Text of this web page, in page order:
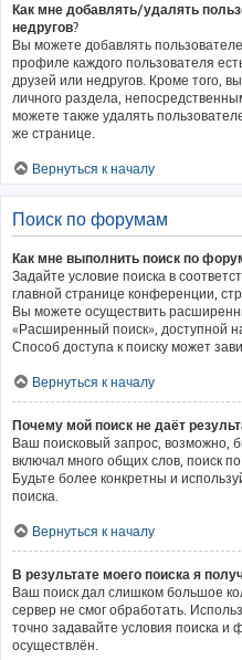
Как мне добавлять/удалять
недругов?
Вы можете добавлять
профиле каждого пользователя
друзей или недругов. Кроме того,
личного раздела,
можете также удалять
же странице.
Вернуться к началу
Поиск по форумам
Как мне выполнить поиск по
Задайте условие поиска в
главной странице конференции,
Вы можете осуществить
«Расширенный поиск», доступной
Способ доступа к поиску может
Вернуться к началу
Почему мой поиск не даёт
Ваш поисковый запрос, возможно,
включал много общих слов, поиск
Будьте более конкретны и
поиска.
Вернуться к началу
В результате моего поиска я
Ваш поиск дал слишком большое
сервер не смог обработать.
точно задавайте условия поиска
осуществлён.